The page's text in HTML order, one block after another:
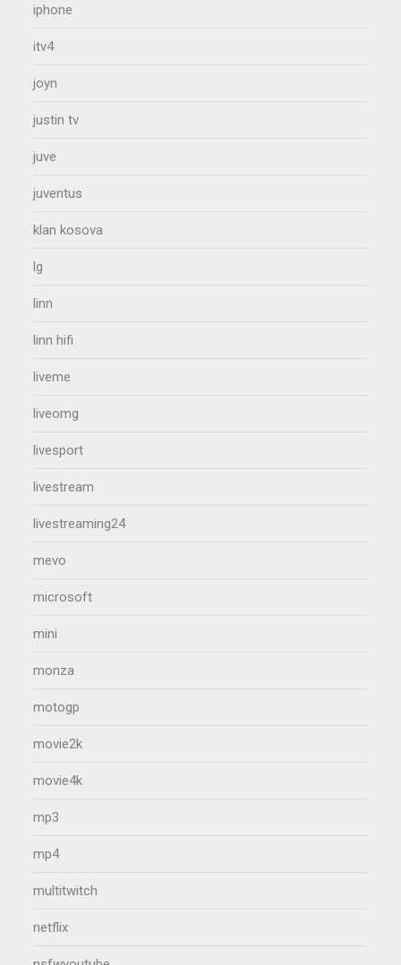
iphone
itv4
joyn
justin tv
juve
juventus
klan kosova
lg
linn
linn hifi
liveme
liveomg
livesport
livestream
livestreaming24
mevo
microsoft
mini
monza
motogp
movie2k
movie4k
mp3
mp4
multitwitch
netflix